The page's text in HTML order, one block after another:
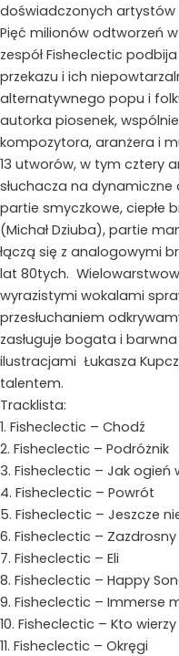
doświadczonych artystów
Pięć milionów odtworzeń
zespół Fisheclectic
przekazu i ich
alternatywnego popu i
autorka piosenek,
kompozytora, aranżera i
13 utworów, w tym cztery
słuchacza na
partie smyczkowe, ciepłe
(Michał Dziuba), partie
łączą się z analogowymi
lat 80tych.
wyrazistymi wokalami
przesłuchaniem
zasługuje bogata i
ilustracjami Łukasza
talentem.
Tracklista:
1. Fisheclectic – Chodź
2. Fisheclectic – Podróżnik
3. Fisheclectic – Jak ogień
4. Fisheclectic – Powrót
5. Fisheclectic – Jeszcze
6. Fisheclectic – Zazdrosny
7. Fisheclectic – Eli
8. Fisheclectic – Happy
9. Fisheclectic – Immerse
10. Fisheclectic – Kto wierzy
11. Fisheclectic – Okręgi